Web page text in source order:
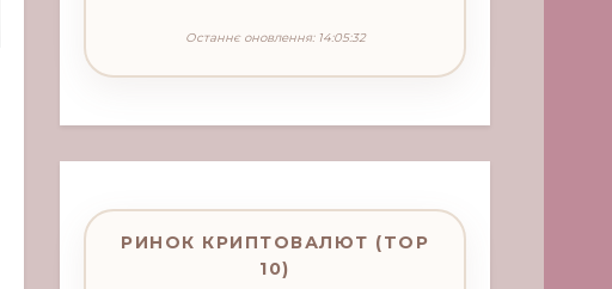
Останнє оновлення: 14:05:32
РИНОК КРИПТОВАЛЮТ (TOP
10)